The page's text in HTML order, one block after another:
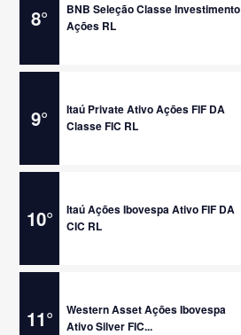
8°
BNB Seleção Classe Investimento
Ações RL
9°
Itaú Private Ativo Ações FIF DA
Classe FIC RL
10°
Itaú Ações Ibovespa Ativo FIF DA
CIC RL
11°
Western Asset Ações Ibovespa
Ativo Silver FIC...